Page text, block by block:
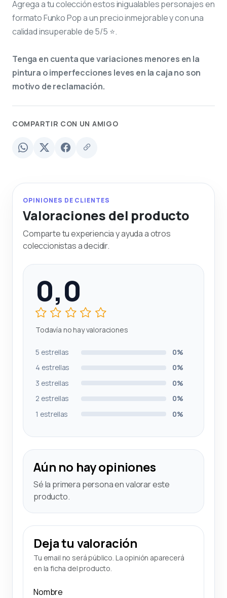
Agrega a tu colección estos inigualables personajes en
formato Funko Pop a un precio inmejorable y con una
calidad insuperable de 5/5 ⭐.
Tenga en cuenta que variaciones menores en la
pintura o imperfecciones leves en la caja no son
motivo de reclamación.
COMPARTIR CON UN AMIGO
OPINIONES DE CLIENTES
Valoraciones del producto
Comparte tu experiencia y ayuda a otros
coleccionistas a decidir.
0,0
Todavía no hay valoraciones
5 estrellas
0%
4 estrellas
0%
3 estrellas
0%
2 estrellas
0%
1 estrellas
0%
Aún no hay opiniones
Sé la primera persona en valorar este
producto.
Deja tu valoración
Tu email no será público. La opinión aparecerá
en la ficha del producto.
Nombre